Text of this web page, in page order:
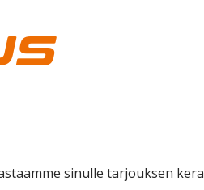
sinulle tarjouksen kera